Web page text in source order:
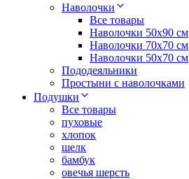
Наволочки
Все товары
Наволочки 50x90 см
Наволочки 70x70 cм
Наволочки 50х70 см
Пододеяльники
Простыни с наволочками
Подушки
Все товары
пуховые
хлопок
шелк
бамбук
овечья шерсть